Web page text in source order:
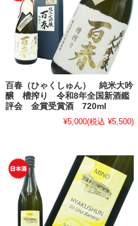
百春（ひゃくしゅん） 純米大吟
醸 槽搾り 令和8年全国新酒鑑
評会 金賞受賞酒 720ml
¥5,000(税込 ¥5,500)